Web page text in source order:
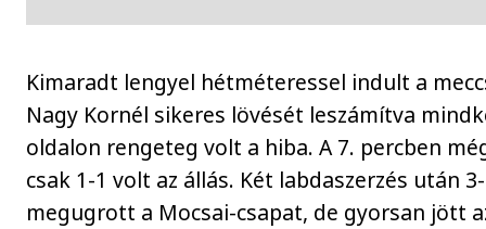
Kimaradt lengyel hétméteressel indult a
Nagy Kornél sikeres lövését leszámítva
oldalon rengeteg volt a hiba. A 7. percben
csak 1-1 volt az állás. Két labdaszerzés után
megugrott a Mocsai-csapat, de gyorsan jött